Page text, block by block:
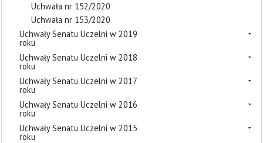
Uchwała nr 152/2020
Uchwała nr 153/2020
Uchwały Senatu Uczelni w 2019
roku
Uchwały Senatu Uczelni w 2018
roku
Uchwały Senatu Uczelni w 2017
roku
Uchwały Senatu Uczelni w 2016
roku
Uchwały Senatu Uczelni w 2015
roku